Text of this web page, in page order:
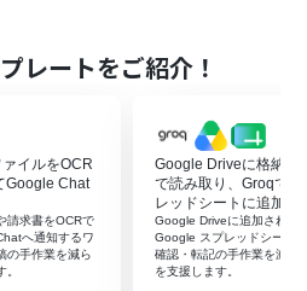
ームトリガーを選択し、「フォーム
いうアクションを設定します。
でGroqを選択し、「音声ファイル
設定し、フォームから受け取った音
す。
でGoogle スプレッドシートを選
レートをご紹介！
イルをOCR
Google Chat
請求書をOCRで
へ通知するワ
の手作業を減ら
Google Driveに格納さ
で読み取り、Groqで
レッドシートに追加す
Google Driveに追加された
Google スプレッドシート
確認・転記の手作業を減ら
を支援します。